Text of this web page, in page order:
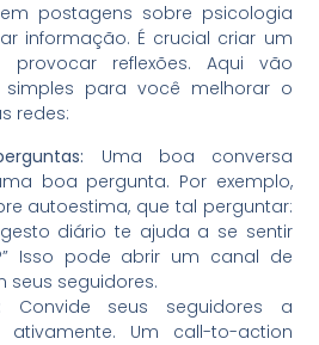
postagens sobre psicologia
informação. É crucial criar um
reflexões. Aqui vão
simples para você melhorar o
redes:
Uma boa conversa
boa pergunta. Por exemplo,
autoestima, que tal perguntar:
diário te ajuda a se sentir
Isso pode abrir um canal de
seus seguidores.
Convide seus seguidores a
ativamente. Um call-to-action